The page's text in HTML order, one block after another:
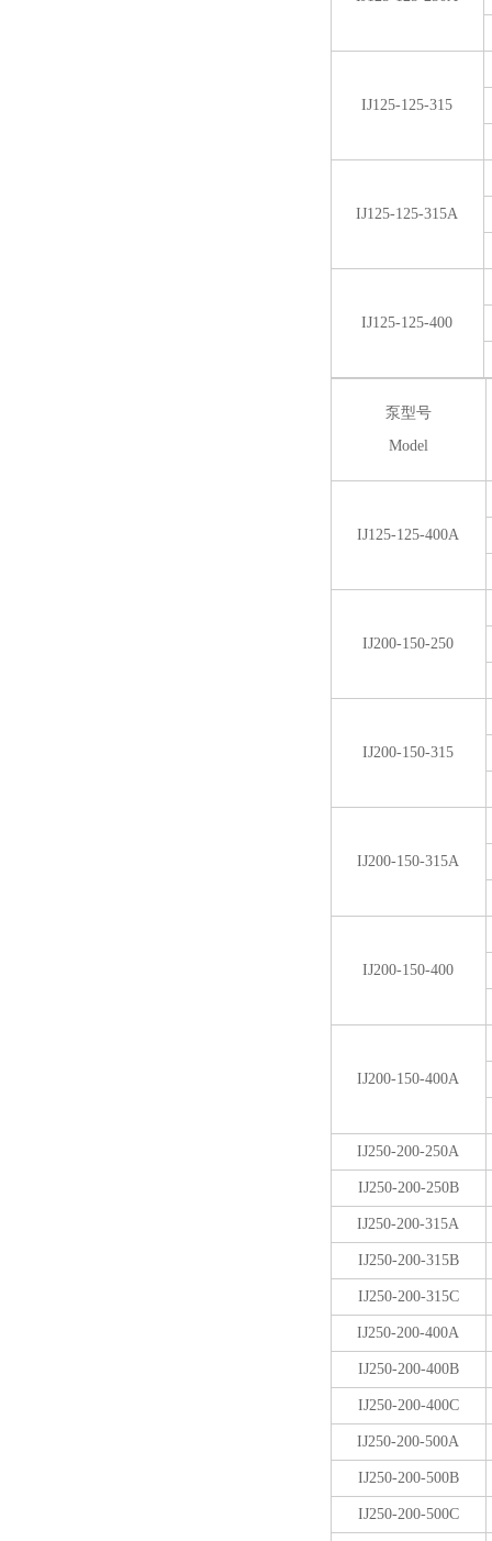
IJ125-125-315
IJ125-125-315A
IJ125-125-400
泵型号
Model
IJ125-125-400A
IJ200-150-250
IJ200-150-315
IJ200-150-315A
IJ200-150-400
IJ200-150-400A
IJ250-200-250A
IJ250-200-250B
IJ250-200-315A
IJ250-200-315B
IJ250-200-315C
IJ250-200-400A
IJ250-200-400B
IJ250-200-400C
IJ250-200-500A
IJ250-200-500B
IJ250-200-500C